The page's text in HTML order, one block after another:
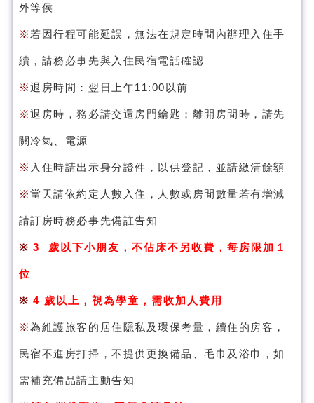
外等侯
※ 若因行程可能延誤，無法在規定時間內辦理入住手
續，請務必事先與入住民宿電話確認
※退房時間：翌日上午11:00以前
※退房時，務必請交還房門鑰匙；離開房間時，請先
關冷氣、電源
※ 入住時請出示身分證件，以供登記，並請繳清餘額
※當天請依約定人數入住，人數或房間數量若有增減
請訂房時務必事先備註告知
※ 3 歲以下小朋友，不佔床不另收費，每房限加１
位
※ 4 歲以上，視為學童，需收加人費用
※為維護旅客的居住隱私及環保考量，續住的房客，
民宿不進房打掃，不提供更換備品、毛巾及浴巾，如
需補充備品請主動告知